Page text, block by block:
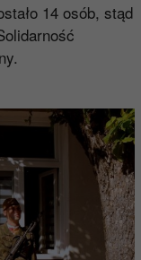
14 osób, stąd